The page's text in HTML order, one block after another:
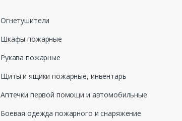
Огнетушители
Шкафы пожарные
Рукава пожарные
Щиты и ящики пожарные, инвентарь
Аптечки первой помощи и автомобильные
Боевая одежда пожарного и снаряжение